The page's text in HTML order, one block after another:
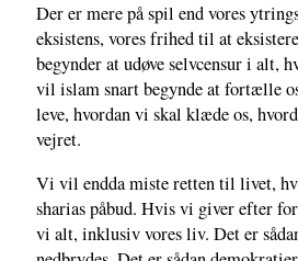
Der er mere på spil end vores
eksistens, vores frihed til at
begynder at udøve selvcensur i alt,
vil islam snart begynde at fortælle
leve, hvordan vi skal klæde os,
vejret.
Vi vil endda miste retten til livet,
sharias påbud. Hvis vi giver efter
vi alt, inklusiv vores liv. Det er